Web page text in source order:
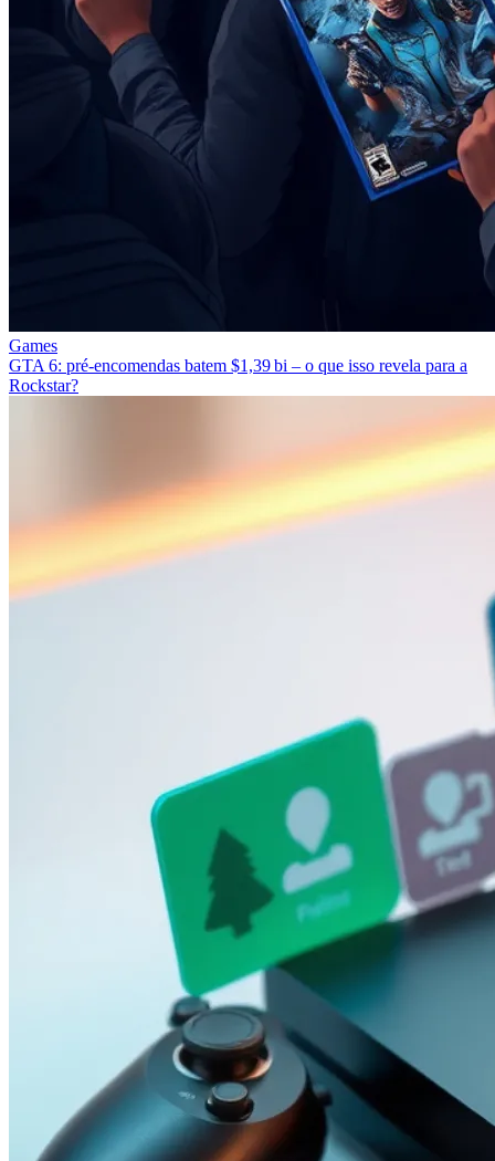
Games
GTA 6: pré‑encomendas batem $1,39 bi – o que isso revela para a
Rockstar?